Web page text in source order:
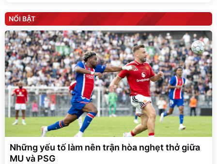
NỔI BẬT
Những yếu tố làm nên trận hòa nghẹt thở giữa
MU và PSG